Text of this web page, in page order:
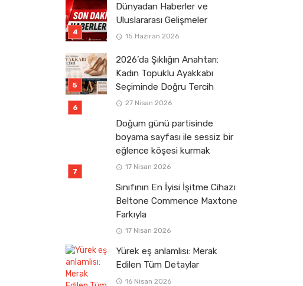
Dünyadan Haberler ve
Uluslararası Gelişmeler
15 Haziran 2026
2026’da Şıklığın Anahtarı:
Kadın Topuklu Ayakkabı
Seçiminde Doğru Tercih
27 Nisan 2026
Doğum günü partisinde
boyama sayfası ile sessiz bir
eğlence köşesi kurmak
17 Nisan 2026
Sınıfının En İyisi İşitme Cihazı
Beltone Commence Maxtone
Farkıyla
17 Nisan 2026
Yürek eş anlamlısı: Merak
Edilen Tüm Detaylar
16 Nisan 2026